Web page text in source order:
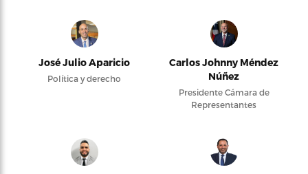
José Julio Aparicio
Política y derecho
Carlos Johnny Méndez
Núñez
Presidente Cámara de
Representantes